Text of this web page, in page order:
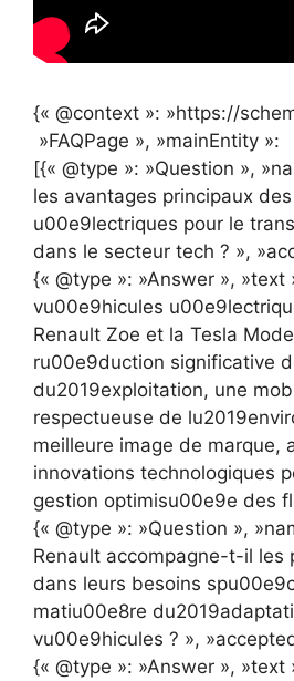
{« @context »: »https://
»FAQPage », »mainEntity »:
[{« @type »: »Question »,
les avantages principaux
u00e9lectriques pour le
dans le secteur tech ? »,
{« @type »: »Answer », »text
vu00e9hicules
Renault Zoe et la Tesla
ru00e9duction significative
du2019exploitation, une
respectueuse de
meilleure image de marque,
innovations technologiques
gestion optimisu00e9e des
{« @type »: »Question »,
Renault accompagne-t-il les
dans leurs besoins
matiu00e8re
vu00e9hicules ? »,
{« @type »: »Answer », »text